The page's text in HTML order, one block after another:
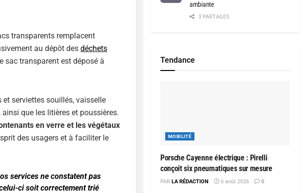
transparents remplacent
au dépôt des déchets
sac transparent est déposé à
serviettes souillés, vaisselle
que les litières et poussières.
en verre et les végétaux
des usagers et à faciliter le
services ne constatent pas
ci soit correctement trié
ambiante
3 PARTAGES
Tendance
MOBILITÉ
Porsche Cayenne électrique : Pirelli
conçoit six pneumatiques sur mesure
PAR LA RÉDACTION 6 août 2026 0